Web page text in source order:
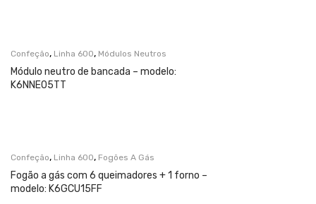
Confeção, Linha 600, Módulos Neutros
Módulo neutro de bancada – modelo:
K6NNE05TT
Confeção, Linha 600, Fogões A Gás
Fogão a gás com 6 queimadores + 1 forno –
modelo: K6GCU15FF